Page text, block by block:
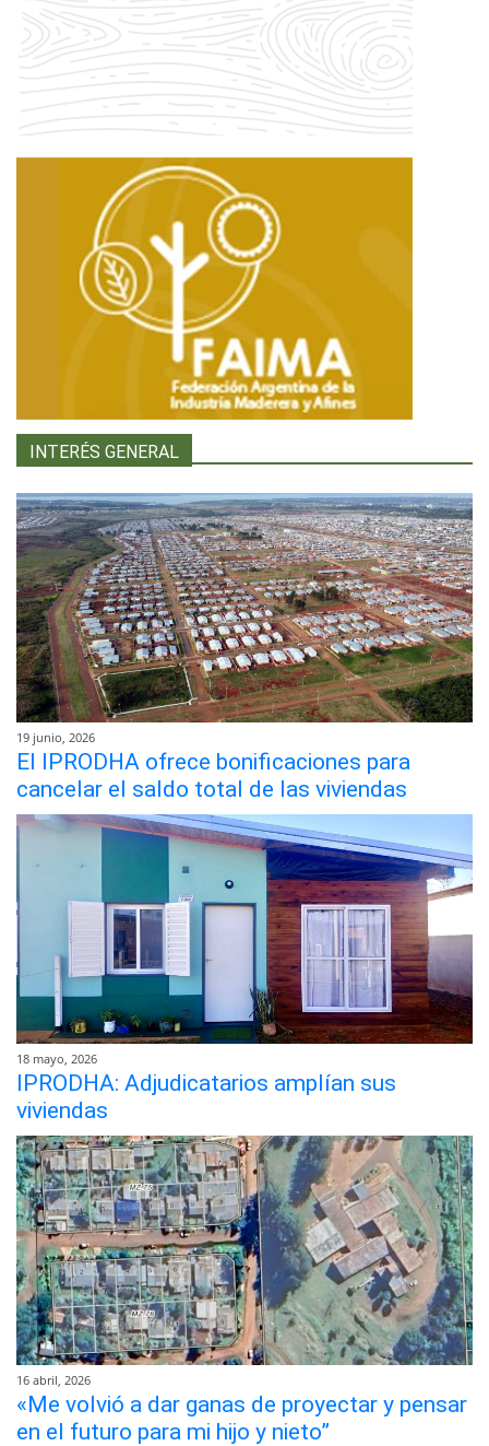
INTERÉS GENERAL
19 junio, 2026
El IPRODHA ofrece bonificaciones para
cancelar el saldo total de las viviendas
18 mayo, 2026
IPRODHA: Adjudicatarios amplían sus
viviendas
16 abril, 2026
«Me volvió a dar ganas de proyectar y pensar
en el futuro para mi hijo y nieto”